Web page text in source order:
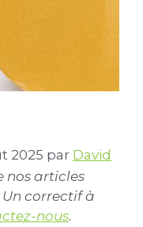
2025 par David
nos articles
correctif à
nous.